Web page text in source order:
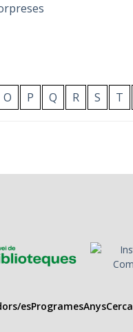
O P Q R S T
esProgramesAnysCerca